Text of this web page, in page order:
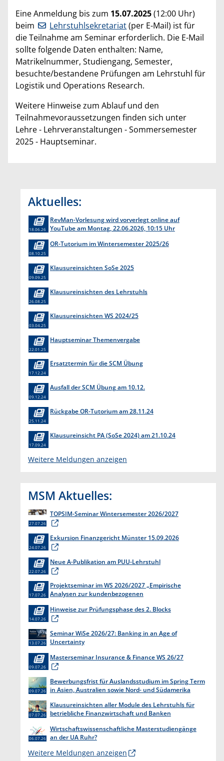
Eine Anmeldung bis zum 15.07.2025(12:00 Uhr)
beim
Lehrstuhlsekretariat(per E-Mail) ist für
die Teilnahme am Seminar erforderlich. Die E-Mail
sollte folgende Daten enthalten: Name,
Matrikelnummer, Studiengang, Semester,
besuchte/bestandene Prüfungen am Lehrstuhl für
Logistik und Operations Research.
Weitere Hinweise zum Ablauf und den
Teilnahmevoraussetzungen finden sich unter
Lehre - Lehrveranstaltungen - Sommersemester
2025 - Hauptseminar.
Aktuelles:
RevMan-Vorlesung wird vorverlegt online auf
YouTube am Montag, 22.06.2026, 10:15 Uhr
18.06.26
OR-Tutorium im Wintersemester 2025/26
08.10.25
Klausureinsichten SoSe 2025
09.09.25
Klausureinsichten des Lehrstuhls
26.08.25
Klausureinsichten WS 2024/25
03.04.25
Hauptseminar Themenvergabe
22.01.25
Ersatztermin für die SCM Übung
17.12.24
Ausfall der SCM Übung am 10.12.
09.12.24
Rückgabe OR-Tutorium am 28.11.24
25.11.24
Klausureinsicht PA (SoSe 2024) am 21.10.24
17.09.24
Weitere Meldungen anzeigen
MSM Aktuelles:
TOPSIM-Seminar Wintersemester 2026/2027
27.07.26
Exkursion Finanzgericht Münster 15.09.2026
24.07.26
Neue A-Publikation am PUU-Lehrstuhl
22.07.26
Projektseminar im WS 2026/2027 „Empirische
Analysen zur kundenbezogenen
17.07.26
Hinweise zur Prüfungsphase des 2. Blocks
14.07.26
Seminar WiSe 2026/27: Banking in an Age of
Uncertainty
13.07.26
Masterseminar Insurance & Finance WS 26/27
09.07.26
Bewerbungsfrist für Auslandsstudium im Spring Term
in Asien, Australien sowie Nord- und Südamerika
09.07.26
Klausureinsichten aller Module des Lehrstuhls für
betriebliche Finanzwirtschaft und Banken
07.07.26
Wirtschaftswissenschaftliche Masterstudiengänge
an der UA Ruhr?
06.07.26
Weitere Meldungen anzeigen